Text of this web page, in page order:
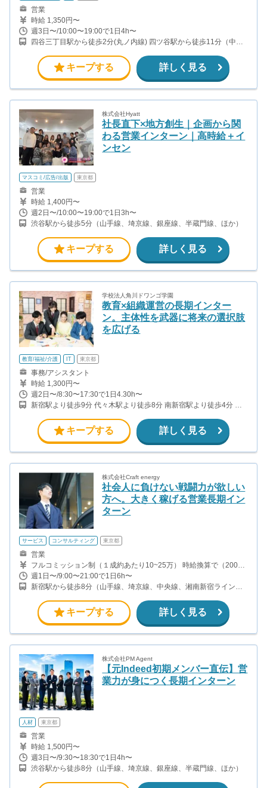
営業
時給 1,350円〜
週3日〜/10:00〜19:00で1日4h〜
四谷三丁目駅から徒歩2分(丸ノ内線) 四ツ谷駅から徒歩11分（中央
信濃町駅から徒歩12分(JR総武線)
キープする 詳しく見る
株式会社Hyatt
社長直下×地方創生｜企画から関
わる営業インターン｜高時給＋イ
ンセン
マスコミ/広告/出版 東京都
営業
時給 1,400円〜
週2日〜/10:00〜19:00で1日3h〜
渋谷駅から徒歩5分（山手線、埼京線、銀座線、半蔵門線、ほか）
キープする 詳しく見る
学校法人角川ドワンゴ学園
教育×組織運営の長期インター
ン。主体性を武器に将来の選択肢
を広げる
教育/福祉/介護 IT 東京都
事務/アシスタント
時給 1,300円〜
週2日〜/8:30〜17:30で1日4.30h〜
新宿駅より徒歩9分 代々木駅より徒歩8分 南新宿駅より徒歩4分 同
原、晴海、東陽町、錦糸町駅北口）
キープする 詳しく見る
株式会社Craft energy
社会人に負けない戦闘力が欲しい
方へ。大きく稼げる営業長期イン
ターン
サービス コンサルティング 東京都
営業
フルコミッション制（１成約あたり10~25万） 時給換算で（2000
円〜2500円）程度が目安となります。 月100万を稼ぐ学生多数在籍
しています。 ■収入例 〇入社1か月目（九州大学2年生） 役職：ア
ポインター 月間1契約×10万円＝10万円 ＋交通費 〇入社3か月目
（福岡大学2年生） 役職：アポインター 月間2契約×13万円＝26万
円 ＋交通費 〇入社6か月目（西南大学3年生） 役職：アポインター
月間5契約×15万円＝75万円 ＋交通費 〇入社15か月目（長崎大学3
年生） 役職：クローザー 月間3契約×25万=75万円 ＋交通費
週1日〜/9:00〜21:00で1日6h〜
新宿駅から徒歩8分（山手線、埼京線、中央線、湘南新宿ライン、
キープする 詳しく見る
株式会社PM Agent
【元Indeed初期メンバー直伝】営
業力が身につく長期インターン
人材 東京都
営業
時給 1,500円〜
週3日〜/9:30〜18:30で1日4h〜
渋谷駅から徒歩8分（山手線、埼京線、銀座線、半蔵門線、ほか）